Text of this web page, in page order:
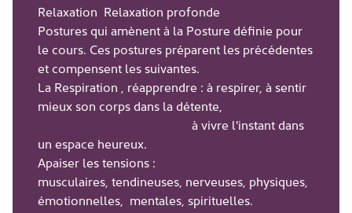
Relaxation Relaxation profonde
Postures qui amènent à la Posture définie pour
le cours. Ces postures préparent les précédentes
et compensent les suivantes.
La Respiration , réapprendre : à respirer, à sentir
mieux son corps dans la détente,
à vivre l'instant dans
un espace heureux.
Apaiser les tensions :
musculaires, tendineuses, nerveuses, physiques,
émotionnelles, mentales, spirituelles.